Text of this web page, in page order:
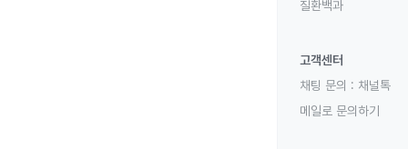
질환백과
고객센터
채팅 문의 : 채널톡
메일로 문의하기